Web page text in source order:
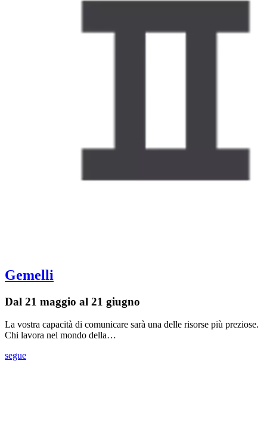
Gemelli
Dal 21 maggio al 21 giugno
La vostra capacità di comunicare sarà una delle risorse più preziose.
Chi lavora nel mondo della…
segue